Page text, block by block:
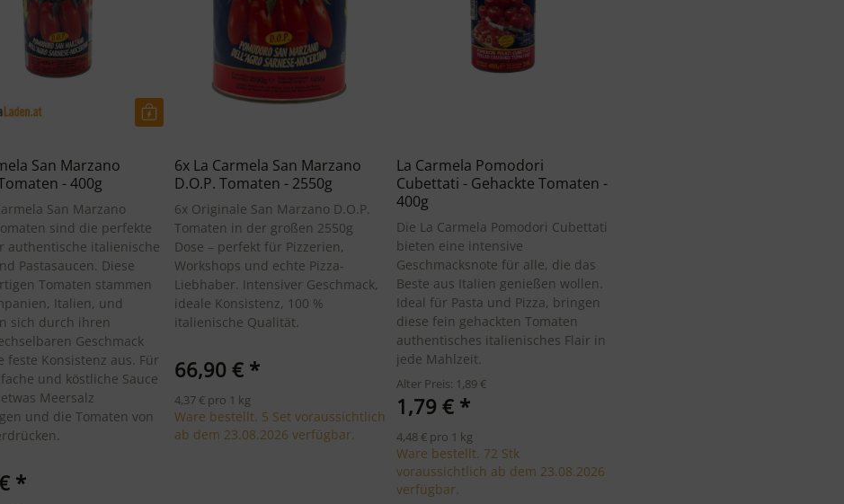
San Marzano
- 400g
San Marzano
sind die perfekte
authentische italienische
Pastasaucen. Diese
Tomaten stammen
Italien, und
sich durch ihren
Geschmack
feste Konsistenz aus. Für
und köstliche Sauce
Meersalz
und die Tomaten von
*
6x La Carmela San Marzano
D.O.P. Tomaten - 2550g
6x Originale San Marzano D.O.P.
Tomaten in der großen 2550g
Dose – perfekt für Pizzerien,
Workshops und echte Pizza-
Liebhaber. Intensiver Geschmack,
ideale Konsistenz, 100 %
italienische Qualität.
66,90 € *
4,37 € pro 1 kg
Ware bestellt. 5 Set voraussichtlich
ab dem 23.08.2026 verfügbar.
La Carmela Pomodori
Cubettati - Gehackte Tomaten -
400g
Die La Carmela Pomodori Cubettati
bieten eine intensive
Geschmacksnote für alle, die das
Beste aus Italien genießen wollen.
Ideal für Pasta und Pizza, bringen
diese fein gehackten Tomaten
authentisches italienisches Flair in
jede Mahlzeit.
Alter Preis: 1,89 €
1,79 € *
4,48 € pro 1 kg
Ware bestellt. 72 Stk
voraussichtlich ab dem 23.08.2026
verfügbar.